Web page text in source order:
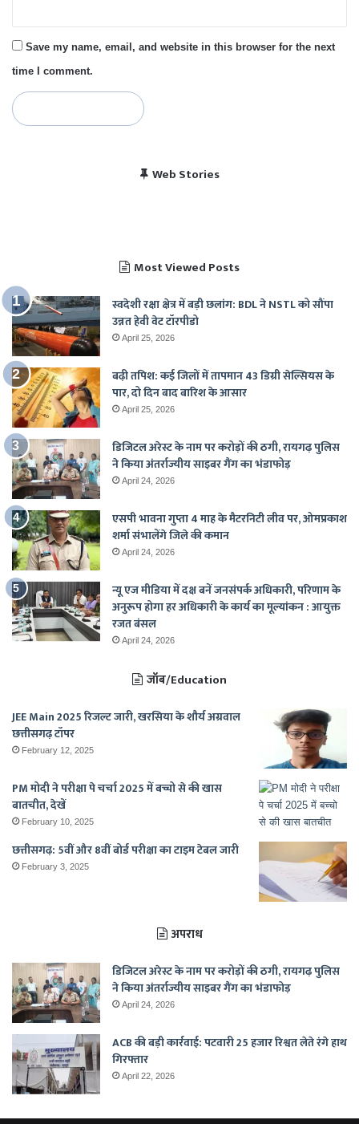
Save my name, email, and website in this browser for the next
time I comment.
Web Stories
विराट कोहली की सेंचुरी से
भारत बनाम पाकिस्तान, हेड
पाकिस्तान में बजा भारत का
चैंपियंस ट्रॉफी 2025 में
Most Viewed Posts
स्वदेशी रक्षा क्षेत्र में बड़ी छलांग: BDL ने NSTL को सौंपा
उन्नत हेवी वेट टॉरपीडो
April 25, 2026
बढ़ी तपिश: कई जिलों में तापमान 43 डिग्री सेल्सियस के
पार, दो दिन बाद बारिश के आसार
April 25, 2026
डिजिटल अरेस्ट के नाम पर करोड़ों की ठगी, रायगढ़ पुलिस
ने किया अंतर्राज्यीय साइबर गैंग का भंडाफोड़
April 24, 2026
एसपी भावना गुप्ता 4 माह के मैटरनिटी लीव पर, ओमप्रकाश
शर्मा संभालेंगे जिले की कमान
April 24, 2026
न्यू एज मीडिया में दक्ष बनें जनसंपर्क अधिकारी, परिणाम के
अनुरूप होगा हर अधिकारी के कार्य का मूल्यांकन : आयुक्त
रजत बंसल
April 24, 2026
जॉब/Education
JEE Main 2025 रिजल्ट जारी, खरसिया के शौर्य अग्रवाल
छत्तीसगढ़ टॉपर
February 12, 2025
PM मोदी ने परीक्षा पे चर्चा 2025 में बच्चो से की खास
बातचीत, देखें
February 10, 2025
छत्तीसगढ़: 5वीं और 8वीं बोर्ड परीक्षा का टाइम टेबल जारी
February 3, 2025
अपराध
डिजिटल अरेस्ट के नाम पर करोड़ों की ठगी, रायगढ़ पुलिस
ने किया अंतर्राज्यीय साइबर गैंग का भंडाफोड़
April 24, 2026
ACB की बड़ी कार्रवाई: पटवारी 25 हजार रिश्वत लेते रंगे हाथ
गिरफ्तार
April 22, 2026